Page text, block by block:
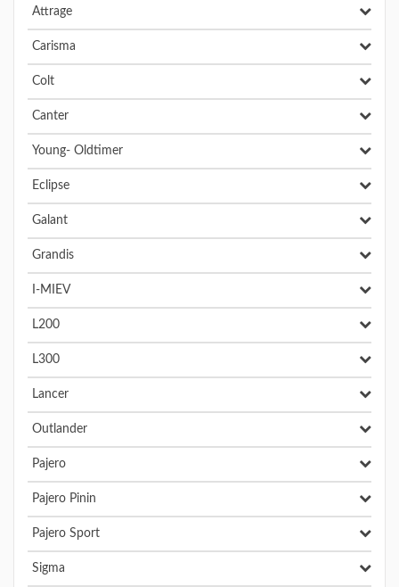
Attrage
Carisma
Colt
Canter
Young- Oldtimer
Eclipse
Galant
Grandis
I-MIEV
L200
L300
Lancer
Outlander
Pajero
Pajero Pinin
Pajero Sport
Sigma